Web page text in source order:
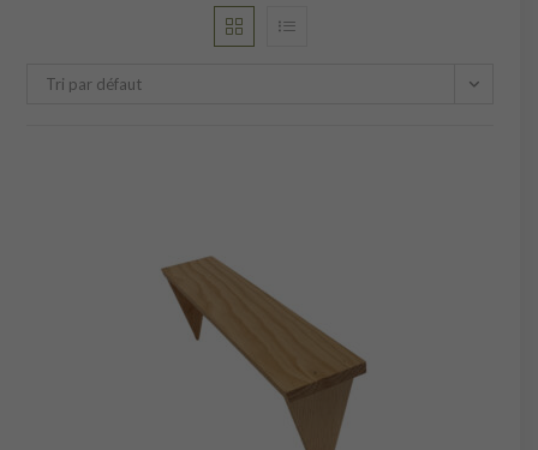
Tri par défaut